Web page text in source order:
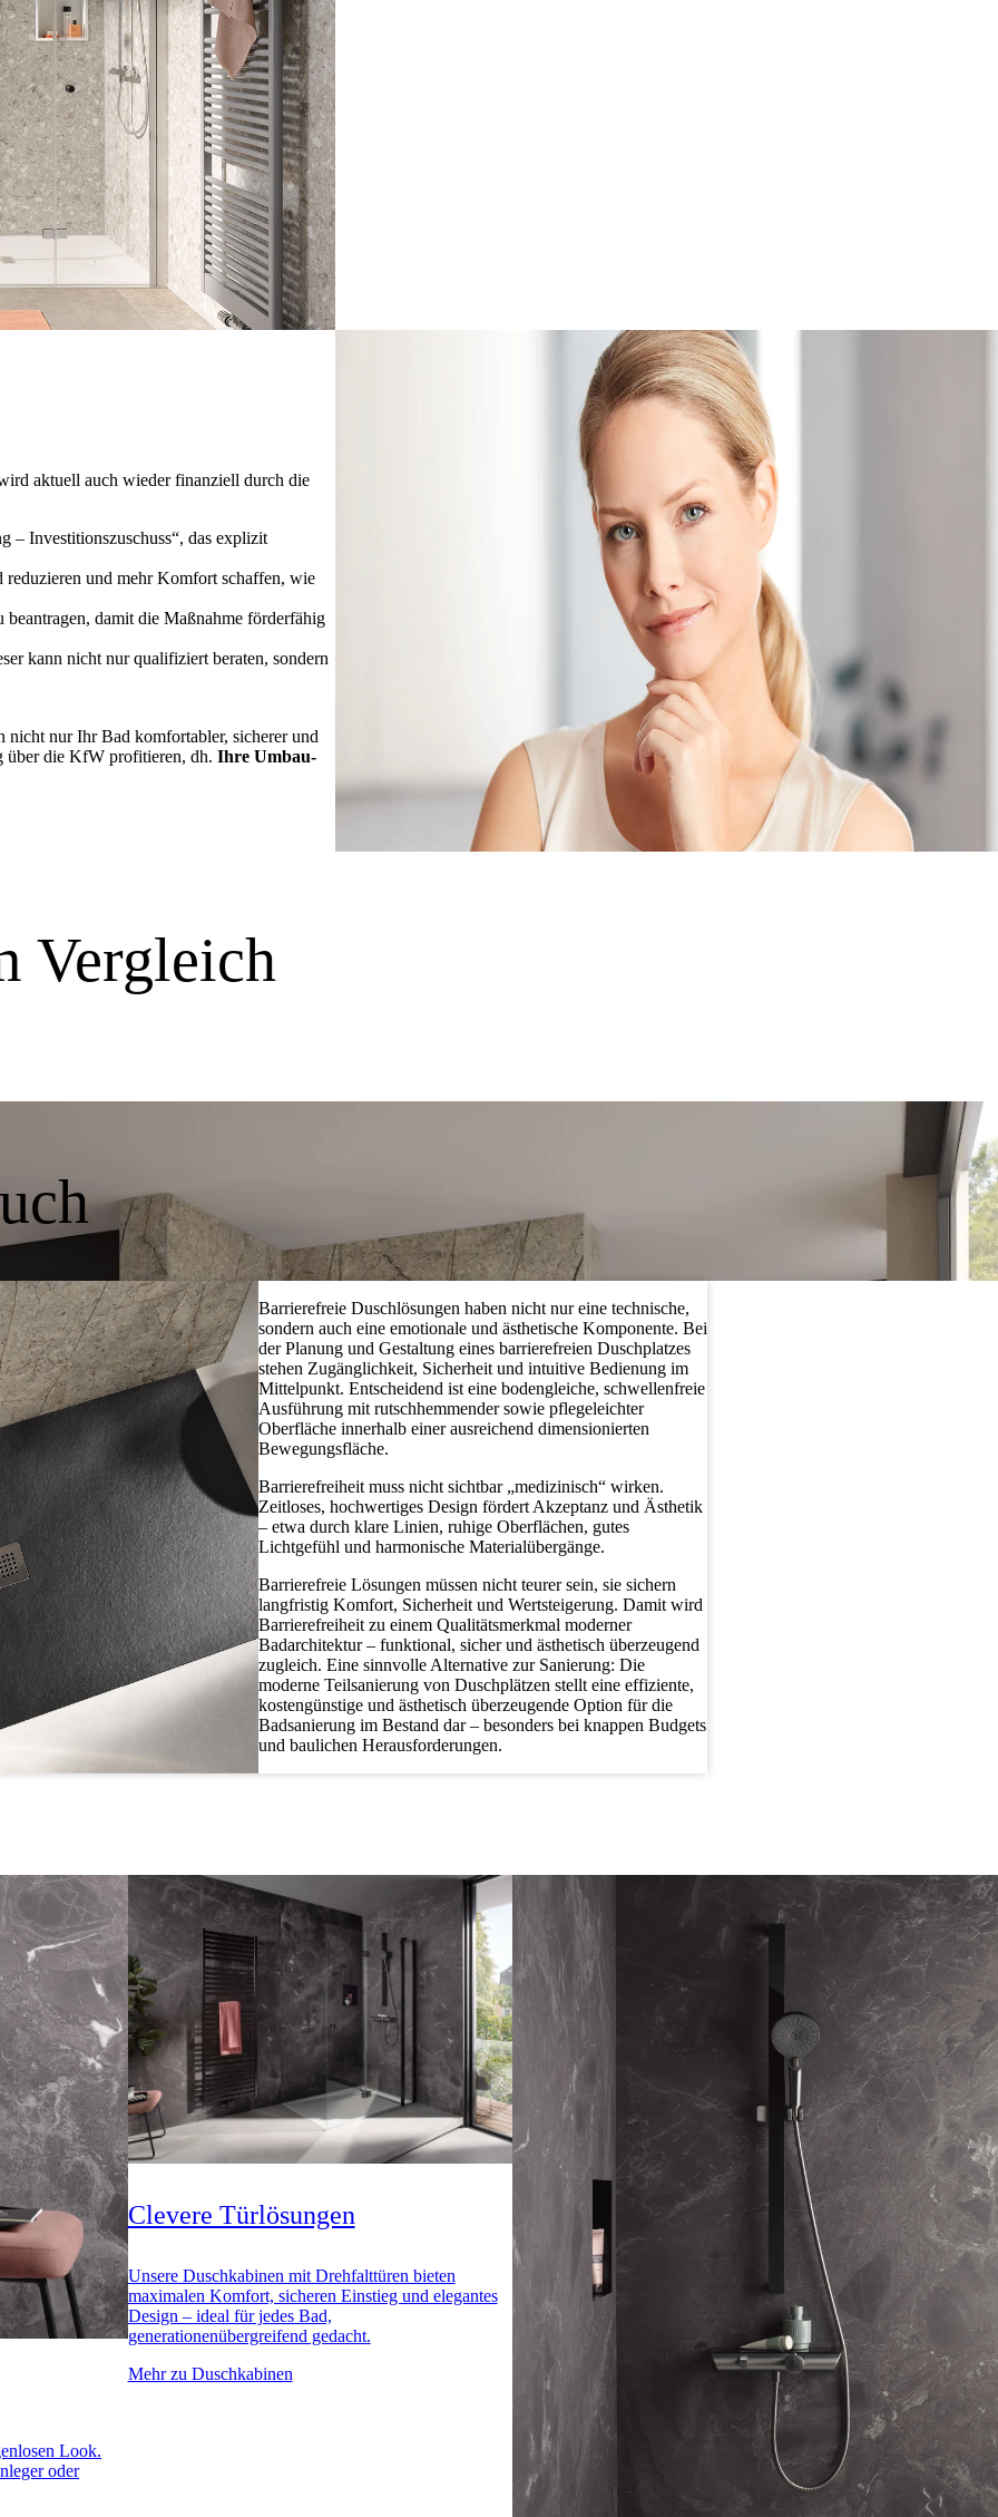
aktuell auch wieder finanziell durch die
– Investitions­zuschuss“, das explizit
und mehr Komfort schaffen, wie
beantragen, damit die Maßnahme förderfähig
kann nicht nur qualifiziert beraten, sondern
nicht nur Ihr Bad komfortabler, sicherer und
über die KfW profitieren, dh. Ihre Umbau­
Vergleich
Barrierefreie Duschlösungen haben nicht nur eine technische,
sondern auch eine emotionale und ästhetische Komponente. Bei
der Planung und Gestaltung eines barrierefreien Duschplatzes
stehen Zugänglichkeit, Sicherheit und intuitive Bedienung im
Mittelpunkt. Entscheidend ist eine bodengleiche, schwellenfreie
Ausführung mit rutschhemmender sowie pflegeleichter
Oberfläche innerhalb einer ausreichend dimensionierten
Bewegungsfläche.
Barrierefreiheit muss nicht sichtbar „medizinisch“ wirken.
Zeitloses, hochwertiges Design fördert Akzeptanz und Ästhetik
– etwa durch klare Linien, ruhige Oberflächen, gutes
Lichtgefühl und harmonische Materialübergänge.
Barrierefreie Lösungen müssen nicht teurer sein, sie sichern
langfristig Komfort, Sicherheit und Wertsteigerung. Damit wird
Barrierefreiheit zu einem Qualitätsmerkmal moderner
Badarchitektur – funktional, sicher und ästhetisch überzeugend
zugleich. Eine sinnvolle Alternative zur Sanierung: Die
moderne Teilsanierung von Duschplätzen stellt eine effiziente,
kostengünstige und ästhetisch überzeugende Option für die
Badsanierung im Bestand dar – besonders bei knappen Budgets
und baulichen Herausforderungen.
Look.
oder
Clevere Türlösungen
Unsere Duschkabinen mit Drehfalttüren bieten
maximalen Komfort, sicheren Einstieg und elegantes
Design – ideal für jedes Bad,
generationenübergreifend gedacht.
Mehr zu Duschkabinen